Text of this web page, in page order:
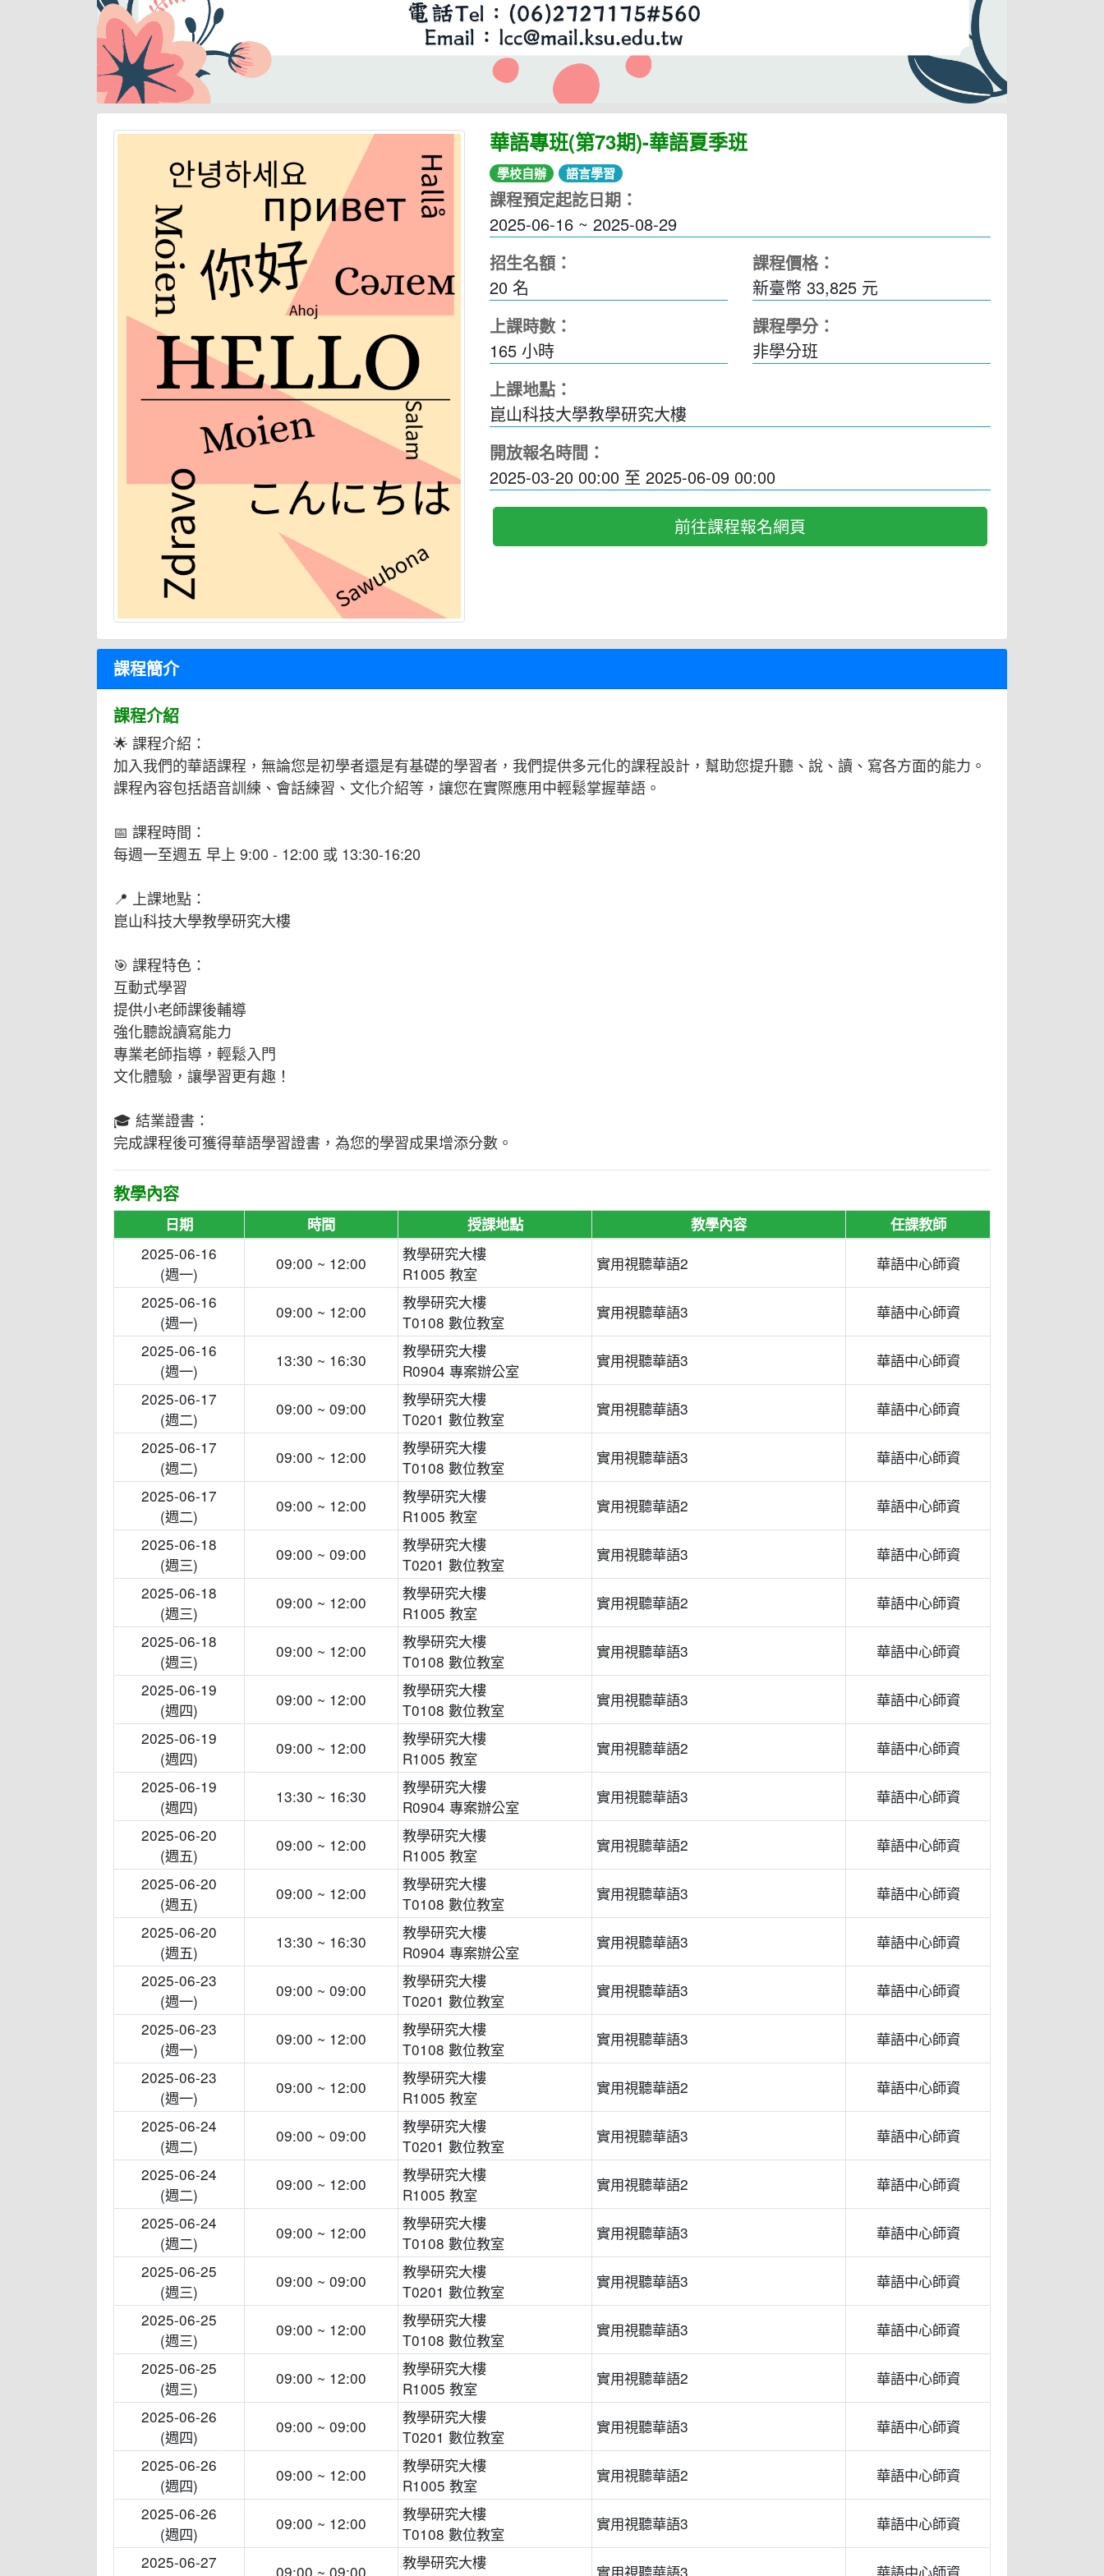
華語專班(第73期)-華語夏季班
學校自辦 語言學習
課程預定起訖日期：
2025-06-16 ~ 2025-08-29
招生名額：
20 名
課程價格：
新臺幣 33,825 元
上課時數：
165小時
課程學分：
非學分班
上課地點：
崑山科技大學教學研究大樓
開放報名時間：
2025-03-20 00:00 至 2025-06-09 00:00
前往課程報名網頁
課程簡介
課程介紹
🌟 課程介紹：
加入我們的華語課程，無論您是初學者還是有基礎的學習者，我們提供多元化的課程設計，幫助您提升聽、說、讀、寫各方面的能力。
課程內容包括語音訓練、會話練習、文化介紹等，讓您在實際應用中輕鬆掌握華語。
📅 課程時間：
每週一至週五 早上 9:00 - 12:00 或 13:30-16:20
📍 上課地點：
崑山科技大學教學研究大樓
🎯 課程特色：
互動式學習
提供小老師課後輔導
強化聽說讀寫能力
專業老師指導，輕鬆入門
文化體驗，讓學習更有趣！
🎓 結業證書：
完成課程後可獲得華語學習證書，為您的學習成果增添分數。
教學內容
日期 時間 授課地點 教學內容 任課教師
2025-06-16
(週一)
09:00 ~ 12:00
教學研究大樓
R1005 教室
實用視聽華語2
華語中心師資
2025-06-16
(週一)
09:00 ~ 12:00
教學研究大樓
T0108 數位教室
實用視聽華語3
華語中心師資
2025-06-16
(週一)
13:30 ~ 16:30
教學研究大樓
R0904 專案辦公室
實用視聽華語3
華語中心師資
2025-06-17
(週二)
09:00 ~ 09:00
教學研究大樓
T0201 數位教室
實用視聽華語3
華語中心師資
2025-06-17
(週二)
09:00 ~ 12:00
教學研究大樓
T0108 數位教室
實用視聽華語3
華語中心師資
2025-06-17
(週二)
09:00 ~ 12:00
教學研究大樓
R1005 教室
實用視聽華語2
華語中心師資
2025-06-18
(週三)
09:00 ~ 09:00
教學研究大樓
T0201 數位教室
實用視聽華語3
華語中心師資
2025-06-18
(週三)
09:00 ~ 12:00
教學研究大樓
R1005 教室
實用視聽華語2
華語中心師資
2025-06-18
(週三)
09:00 ~ 12:00
教學研究大樓
T0108 數位教室
實用視聽華語3
華語中心師資
2025-06-19
(週四)
09:00 ~ 12:00
教學研究大樓
T0108 數位教室
實用視聽華語3
華語中心師資
2025-06-19
(週四)
09:00 ~ 12:00
教學研究大樓
R1005 教室
實用視聽華語2
華語中心師資
2025-06-19
(週四)
13:30 ~ 16:30
教學研究大樓
R0904 專案辦公室
實用視聽華語3
華語中心師資
2025-06-20
(週五)
09:00 ~ 12:00
教學研究大樓
R1005 教室
實用視聽華語2
華語中心師資
2025-06-20
(週五)
09:00 ~ 12:00
教學研究大樓
T0108 數位教室
實用視聽華語3
華語中心師資
2025-06-20
(週五)
13:30 ~ 16:30
教學研究大樓
R0904 專案辦公室
實用視聽華語3
華語中心師資
2025-06-23
(週一)
09:00 ~ 09:00
教學研究大樓
T0201 數位教室
實用視聽華語3
華語中心師資
2025-06-23
(週一)
09:00 ~ 12:00
教學研究大樓
T0108 數位教室
實用視聽華語3
華語中心師資
2025-06-23
(週一)
09:00 ~ 12:00
教學研究大樓
R1005 教室
實用視聽華語2
華語中心師資
2025-06-24
(週二)
09:00 ~ 09:00
教學研究大樓
T0201 數位教室
實用視聽華語3
華語中心師資
2025-06-24
(週二)
09:00 ~ 12:00
教學研究大樓
R1005 教室
實用視聽華語2
華語中心師資
2025-06-24
(週二)
09:00 ~ 12:00
教學研究大樓
T0108 數位教室
實用視聽華語3
華語中心師資
2025-06-25
(週三)
09:00 ~ 09:00
教學研究大樓
T0201 數位教室
實用視聽華語3
華語中心師資
2025-06-25
(週三)
09:00 ~ 12:00
教學研究大樓
T0108 數位教室
實用視聽華語3
華語中心師資
2025-06-25
(週三)
09:00 ~ 12:00
教學研究大樓
R1005 教室
實用視聽華語2
華語中心師資
2025-06-26
(週四)
09:00 ~ 09:00
教學研究大樓
T0201 數位教室
實用視聽華語3
華語中心師資
2025-06-26
(週四)
09:00 ~ 12:00
教學研究大樓
R1005 教室
實用視聽華語2
華語中心師資
2025-06-26
(週四)
09:00 ~ 12:00
教學研究大樓
T0108 數位教室
實用視聽華語3
華語中心師資
2025-06-27
09:00 ~ 09:00
教學研究大樓
實用視聽華語3 華語中心師資